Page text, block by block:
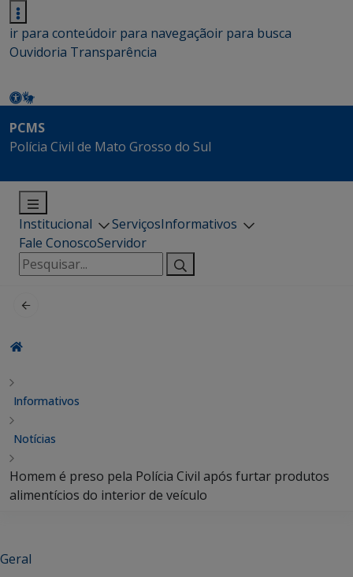
ir para conteúdoir para navegaçãoir para busca
Ouvidoria Transparência
PCMS
Polícia Civil de Mato Grosso do Sul
Institucional ServiçosInformativos
Fale ConoscoServidor
Pesquisar
por:
Informativos
Notícias
Homem é preso pela Polícia Civil após furtar produtos
alimentícios do interior de veículo
Geral